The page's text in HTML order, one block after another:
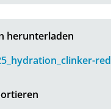
herunterladen